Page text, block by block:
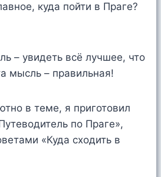
куда пойти в Праге?
– увидеть всё лучшее, что
мысль – правильная!
в теме, я приготовил
по Праге»,
«Куда сходить в